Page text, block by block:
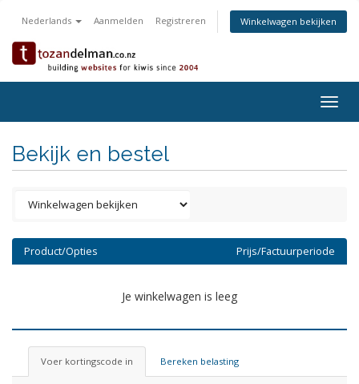
Nederlands Aanmelden Registreren Winkelwagen bekijken
Bekijk en bestel
Product/Opties Prijs/Factuurperiode
Je winkelwagen is leeg
Voer kortingscode in Bereken belasting